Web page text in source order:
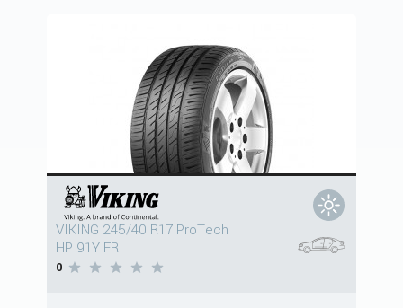
VIKING 245/40 R17 ProTech
HP 91Y FR
0